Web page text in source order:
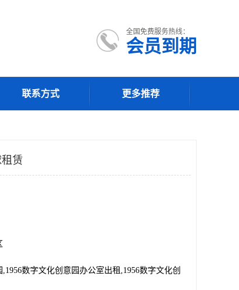
全国免费服务热线：
会员到期
联系方式 更多推荐
赁
数字文化创意园办公室出租,1956数字文化创